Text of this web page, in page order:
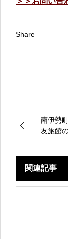
Share
南伊勢
友旅館
関連記事